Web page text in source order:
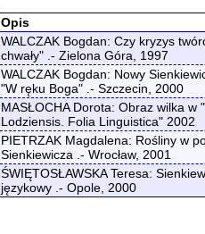
Opis
WALCZAK Bogdan: Czy kryzys
chwały" .- Zielona Góra, 1997
WALCZAK Bogdan: Nowy
"W ręku Boga" .- Szczecin, 2000
MASŁOCHA Dorota: Obraz wilka
Lodziensis. Folia Linguistica" 2002
PIETRZAK Magdalena: Rośliny w
Sienkiewicza .- Wrocław, 2001
ŚWIĘTOSŁAWSKA Teresa:
językowy .- Opole, 2000